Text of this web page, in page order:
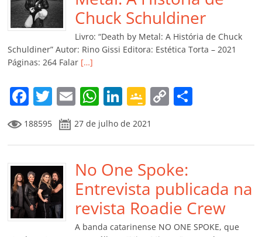
o
k
p a
ss
ro
m
k h
ar
Chuck Schuldiner
Livro: “Death by Metal: A História de Chuck
Schuldiner” Autor: Rino Gissi Editora: Estética Torta – 2021
Páginas: 264 Falar […]
F
a
c
e
b
o
o
k
T
w
itt
er
E
m
ai
l
W
h
at
s
A
p
p
Li
n
k
e
dI
n
G
o
o
gl
e
Cl
a
ss
C
y
Li
n
k
p
til
h
ar
188595 27 de julho de 2021
No One Spoke:
Entrevista publicada na
revista Roadie Crew
A banda catarinense NO ONE SPOKE, que